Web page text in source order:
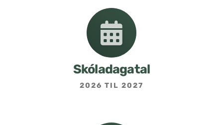
Skóladagatal
2026 TIL 2027
Samstarf heimilis og skóla
Áætlanir og stefnur